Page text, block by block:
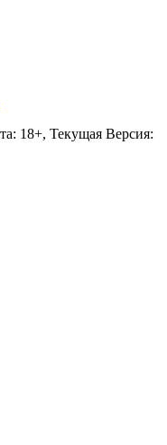
18+, Текущая Версия: